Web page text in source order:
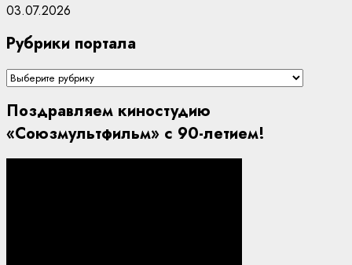
03.07.2026
Рубрики портала
Рубрики
Поздравляем киностудию
«Союзмультфильм» с 90-летием!